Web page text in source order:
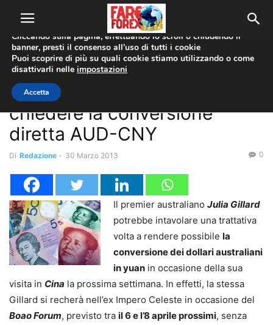
Home Coppie Valute
Coppie Valute
Julia Gillard potrebbe
chiedere la conversione
diretta AUD-CNY
Di Redazione - 30 Marzo 2013 0
Il premier australiano Julia Gillard
potrebbe intavolare una trattativa
volta a rendere possibile la
conversione dei dollari australiani
in yuan in occasione della sua
visita in Cina la prossima settimana. In effetti, la stessa
Gillard si recherà nell’ex Impero Celeste in occasione del
Boao Forum, previsto tra il 6 e l’8 aprile prossimi, senza
Utilizziamo i cookie per offrirti la migliore esperienza sul nostro
sito web.
Cliccando sulla pagina, effettuando lo scroll o chiudendo il
banner, presti il consenso all’uso di tutti i cookie
Puoi scoprire di più su quali cookie stiamo utilizzando o come
disattivarli nelle impostazioni
Accetta